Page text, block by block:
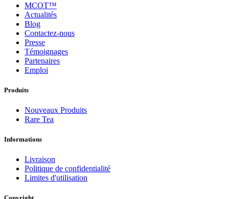
MCOT™
Actualités
Blog
Contactez-nous
Presse
Témoignages
Partenaires
Emploi
Produits
Nouveaux Produits
Rare Tea
Informations
Livraison
Politique de confidentialité
Limites d'utilisation